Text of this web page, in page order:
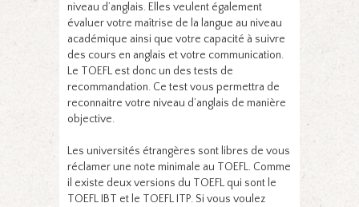
niveau d’anglais. Elles veulent également
évaluer votre maîtrise de la langue au niveau
académique ainsi que votre capacité à suivre
des cours en anglais et votre communication.
Le TOEFL est donc un des tests de
recommandation. Ce test vous permettra de
reconnaitre votre niveau d’anglais de manière
objective.
Les universités étrangères sont libres de vous
réclamer une note minimale au TOEFL. Comme
il existe deux versions du TOEFL qui sont le
TOEFL IBT et le TOEFL ITP. Si vous voulez